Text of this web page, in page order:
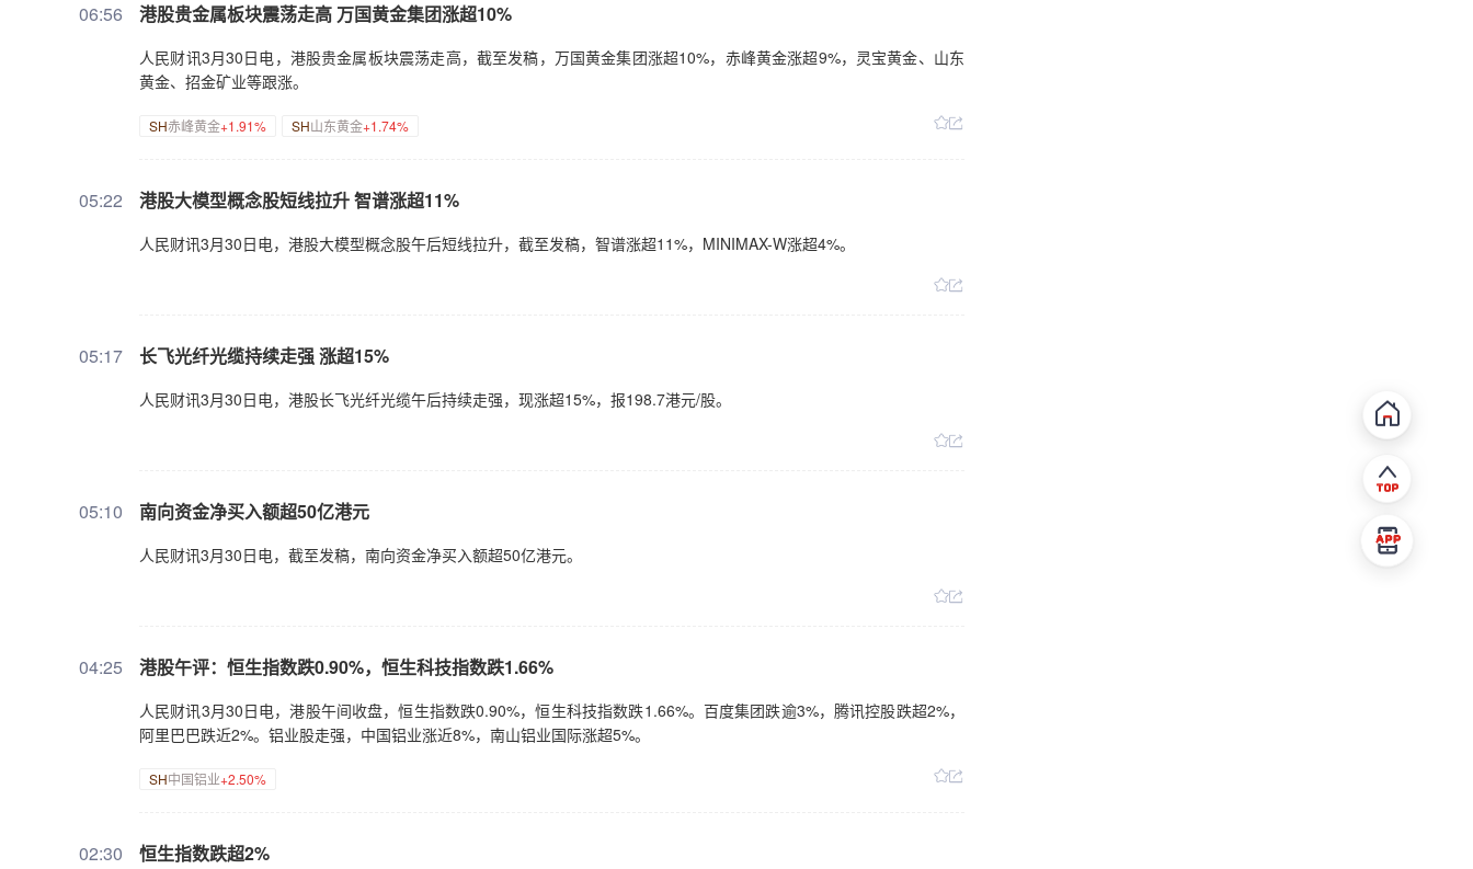
06:56 港股贵金属板块震荡走高 万国黄金集团涨超10%
人民财讯3月30日电，港股贵金属板块震荡走高，截至发稿，万国黄金集团涨超10%，赤峰黄金涨超9%，灵宝黄金、山东
黄金、招金矿业等跟涨。
SH赤峰黄金+1.91% SH山东黄金+1.74%
05:22 港股大模型概念股短线拉升 智谱涨超11%
人民财讯3月30日电，港股大模型概念股午后短线拉升，截至发稿，智谱涨超11%，MINIMAX-W涨超4%。
05:17 长飞光纤光缆持续走强 涨超15%
人民财讯3月30日电，港股长飞光纤光缆午后持续走强，现涨超15%，报198.7港元/股。
05:10 南向资金净买入额超50亿港元
人民财讯3月30日电，截至发稿，南向资金净买入额超50亿港元。
04:25 港股午评：恒生指数跌0.90%，恒生科技指数跌1.66%
人民财讯3月30日电，港股午间收盘，恒生指数跌0.90%，恒生科技指数跌1.66%。百度集团跌逾3%，腾讯控股跌超2%，
阿里巴巴跌近2%。铝业股走强，中国铝业涨近8%，南山铝业国际涨超5%。
SH中国铝业+2.50%
02:30 恒生指数跌超2%